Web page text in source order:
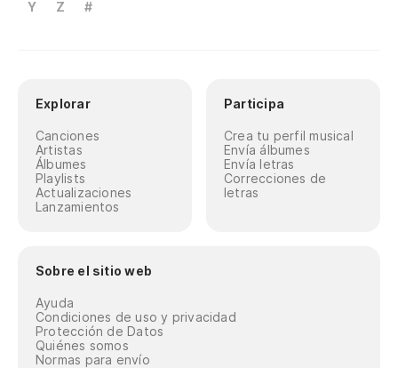
Y
Z #
Explorar
Canciones
Artistas
Álbumes
Playlists
Actualizaciones
Lanzamientos
Participa
Crea tu perfil musical
Envía álbumes
Envía letras
Correcciones de
letras
Sobre el sitio web
Ayuda
Condiciones de uso y privacidad
Protección de Datos
Quiénes somos
Normas para envío